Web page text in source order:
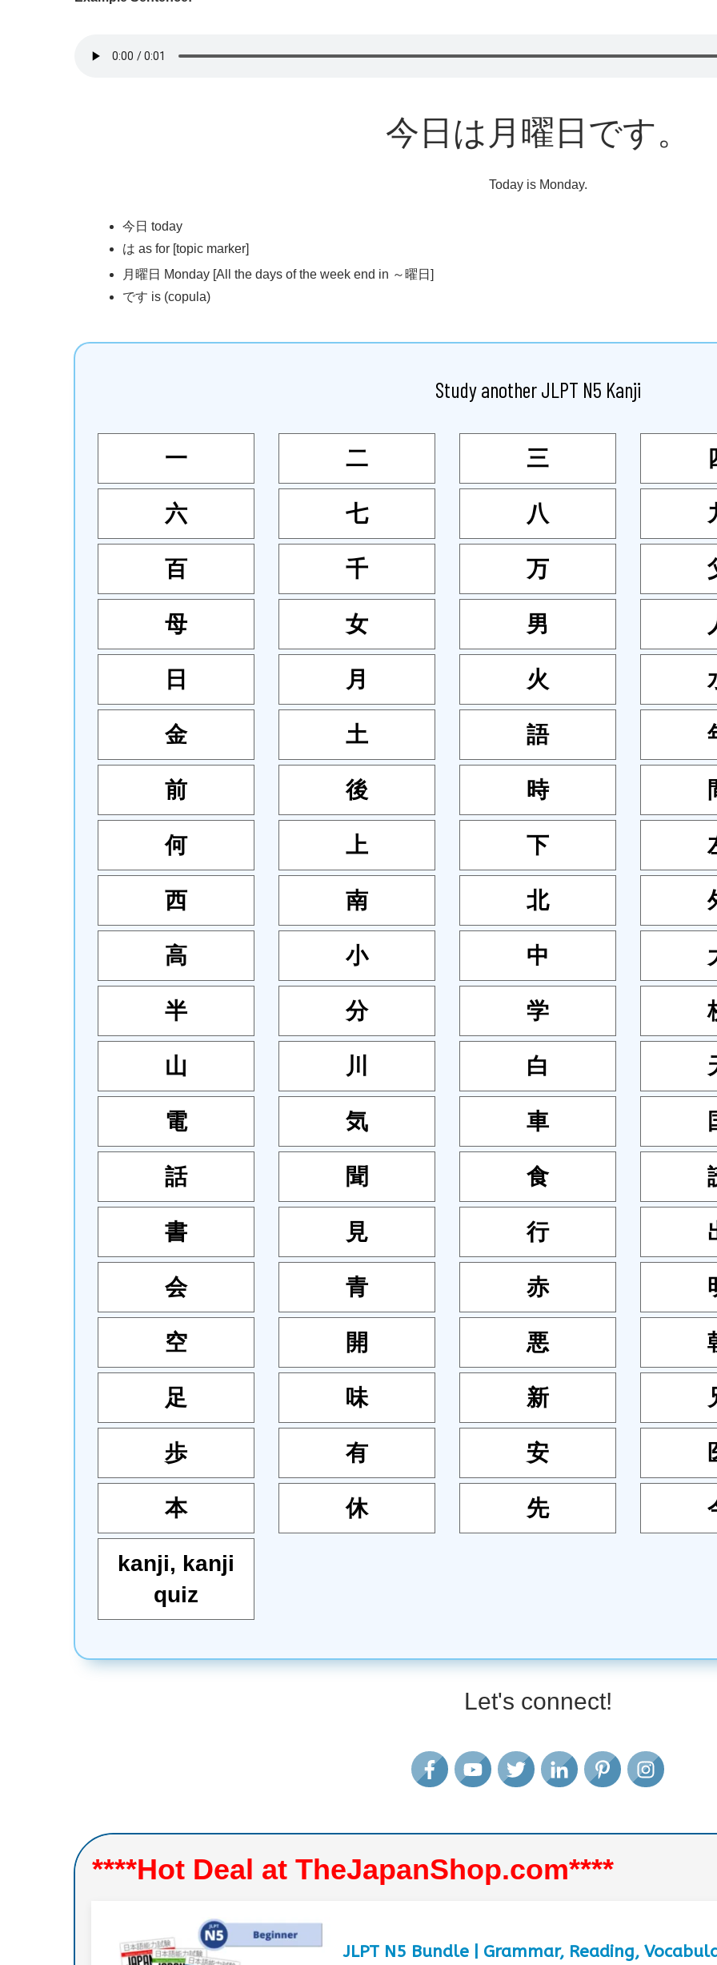
今日 は 月曜日 です。
Today is Monday.
今日 today
は as for [topic marker]
月曜日 Monday [All the days of the week end in ～ 曜日 ]
です is (copula)
Study another JLPT N5 Kanji
一 二 三
六 七 八
百 千 万
母 女 男
日 月 火
金 土 語
前 後 時
何 上 下
西 南 北
高 小 中
半 分 学
山 川 白
電 気 車
話 聞 食
書 見 行
会 青 赤
空 開 悪
足 味 新
歩 有 安
本 休 先
kanji, kanji
quiz
Let's connect!
****Hot Deal at TheJapanShop.com****
JLPT N5 Bundle | Grammar, Reading,